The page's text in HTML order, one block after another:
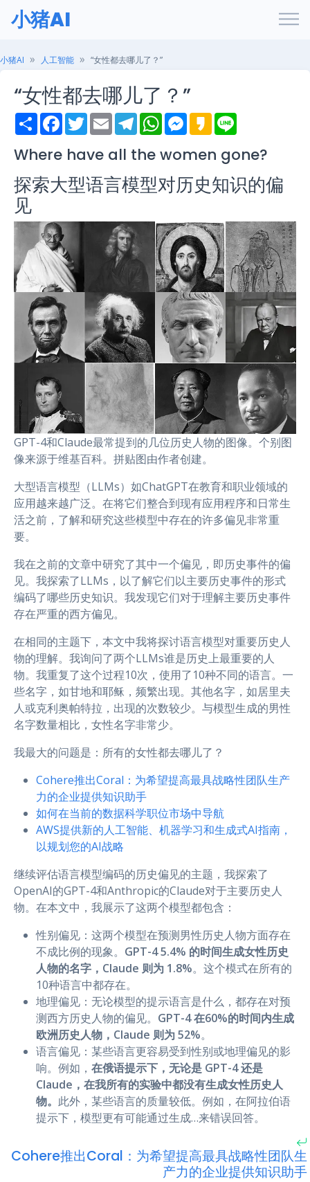
小猪AI
小猪AI 人工智能 “女性都去哪儿了？”
“女性都去哪儿了？”
S
h
r
e
F
a
e
b
o
o
k
T
w
t
t
e
r
E
m
i
l
T
e
e
g
r
a
m
W
h
t
s
p
M
e
s
e
n
g
e
K
a
a
o
e
Where have all the women gone?
探索大型语言模型对历史知识的偏
见
GPT-4和Claude最常提到的几位历史人物的图像。个别图
像来源于维基百科。拼贴图由作者创建。
大型语言模型（LLMs）如ChatGPT在教育和职业领域的
应用越来越广泛。在将它们整合到现有应用程序和日常生
活之前，了解和研究这些模型中存在的许多偏见非常重
要。
我在之前的文章中研究了其中一个偏见，即历史事件的偏
见。我探索了LLMs，以了解它们以主要历史事件的形式
编码了哪些历史知识。我发现它们对于理解主要历史事件
存在严重的西方偏见。
在相同的主题下，本文中我将探讨语言模型对重要历史人
物的理解。我询问了两个LLMs谁是历史上最重要的人
物。我重复了这个过程10次，使用了10种不同的语言。一
些名字，如甘地和耶稣，频繁出现。其他名字，如居里夫
人或克利奥帕特拉，出现的次数较少。与模型生成的男性
名字数量相比，女性名字非常少。
我最大的问题是：所有的女性都去哪儿了？
Cohere推出Coral：为希望提高最具战略性团队生产
力的企业提供知识助手
如何在当前的数据科学职位市场中导航
AWS提供新的人工智能、机器学习和生成式AI指南，
以规划您的AI战略
继续评估语言模型编码的历史偏见的主题，我探索了
OpenAI的GPT-4和Anthropic的Claude对于主要历史人
物。在本文中，我展示了这两个模型都包含：
性别偏见：这两个模型在预测男性历史人物方面存在
不成比例的现象。 GPT-4 5.4% 的时间生成女性历史
人物的名字，Claude 则为 1.8%。这个模式在所有的
10种语言中都存在。
地理偏见：无论模型的提示语言是什么，都存在对预
测西方历史人物的偏见。 GPT-4 在60%的时间内生成
欧洲历史人物，Claude 则为 52%。
语言偏见：某些语言更容易受到性别或地理偏见的影
响。例如， 在俄语提示下，无论是 GPT-4 还是
Claude，在我所有的实验中都没有生成女性历史人
物。 此外，某些语言的质量较低。例如，在阿拉伯语
提示下，模型更有可能通过生成…来错误回答。
Cohere推出Coral：为希望提高最具战略性团队生
产力的企业提供知识助手